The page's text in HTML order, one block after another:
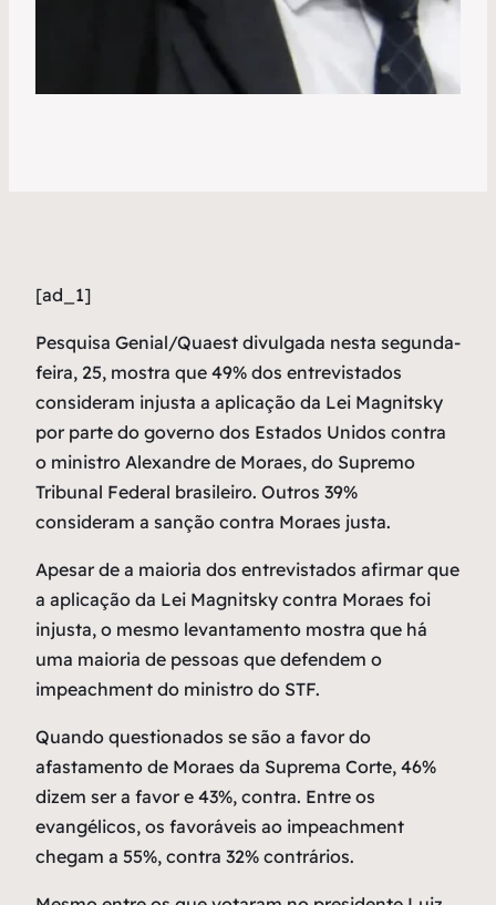
[ad_1]
Pesquisa Genial/Quaest divulgada nesta segunda-
feira, 25, mostra que 49% dos entrevistados
consideram injusta a aplicação da Lei Magnitsky
por parte do governo dos Estados Unidos contra
o ministro Alexandre de Moraes, do Supremo
Tribunal Federal brasileiro. Outros 39%
consideram a sanção contra Moraes justa.
Apesar de a maioria dos entrevistados afirmar que
a aplicação da Lei Magnitsky contra Moraes foi
injusta, o mesmo levantamento mostra que há
uma maioria de pessoas que defendem o
impeachment do ministro do STF.
Quando questionados se são a favor do
afastamento de Moraes da Suprema Corte, 46%
dizem ser a favor e 43%, contra. Entre os
evangélicos, os favoráveis ao impeachment
chegam a 55%, contra 32% contrários.